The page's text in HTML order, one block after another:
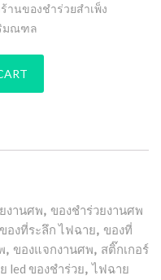
านของชำร่วยสำเพ็ง
มณฑล
กษียณ ราคาถูก ฟรีสติ๊กเกอร์
งานศพ, ของชำร่วยงานศพ
ของที่ระลึก ไฟฉาย, ของที่
, ของแจกงานศพ, สติ๊กเกอร์
led ของชำร่วย, ไฟฉาย